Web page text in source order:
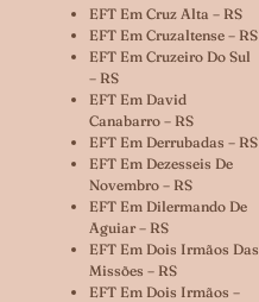
EFT Em Cruz Alta – RS
EFT Em Cruzaltense – RS
EFT Em Cruzeiro Do Sul
– RS
EFT Em David
Canabarro – RS
EFT Em Derrubadas – RS
EFT Em Dezesseis De
Novembro – RS
EFT Em Dilermando De
Aguiar – RS
EFT Em Dois Irmãos Das
Missões – RS
EFT Em Dois Irmãos –